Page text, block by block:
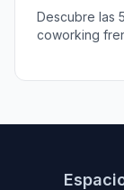
Descubre las
coworking